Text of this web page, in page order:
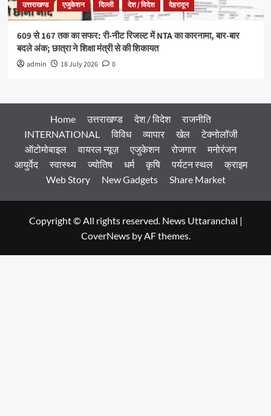
उत्तराखण्ड एजुकेशन दिल्ली देश / विदेश देहरादून
609 से 167 तक का सफर: री-नीट रिजल्ट में NTA का कारनामा, बार-बार
बदले अंक; छात्रा ने शिक्षा मंत्री से की शिकायत
admin 18 July 2026 0
Home उत्तराखण्ड देश / विदेश
राजनीति
INTERNATIONAL
विविध व्यापार खेल
टेक्नोलॉजी
ऑटोमोबाइल
वायरल न्यूज़ एजुकेशन रोजगार
मनोरंजन
आयुर्वेद
स्वास्थ्य ज्योतिष धर्म कृषि पर्यटन स्थल
क्राइम
Web Story
New Gadgets Share Market
Copyright © All rights reserved. News Uttaranchal |
CoverNewsby AF themes.